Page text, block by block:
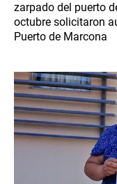
zarpado del puerto
octubre solicitaron
Puerto de Marcona